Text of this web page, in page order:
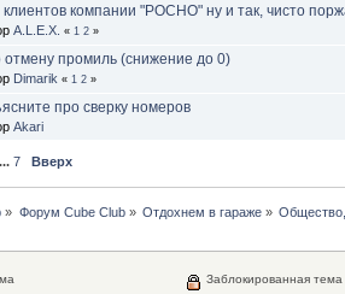
клиентов компании "РОСНО" ну и так, чисто
A.L.E.X. « 1 2 »
отмену промиль (снижение до 0)
Dimarik « 1 2 »
про сверку номеров
Akari
...7 Вверх
» Форум Cube Club» Отдохнем в гараже» Общество,
Заблокированная тема